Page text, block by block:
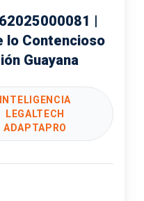
|
lo Contencioso
Guayana
INTELIGENCIA
LEGALTECH
ADAPTAPRO